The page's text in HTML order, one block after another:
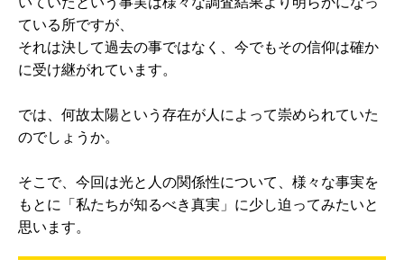
ている所ですが、
それは決して過去の事ではなく、今でもその信仰は確か
に受け継がれています。
では、何故太陽という存在が人によって崇められていた
のでしょうか。
そこで、今回は光と人の関係性について、様々な事実を
もとに「私たちが知るべき真実」に少し迫ってみたいと
思います。